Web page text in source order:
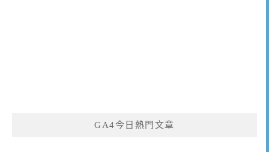
GA4今日熱門文章